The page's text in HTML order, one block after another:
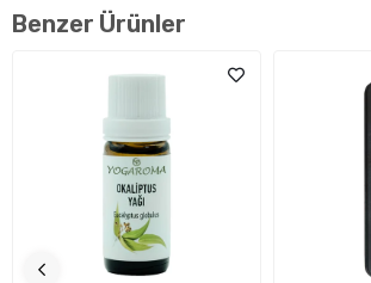
Nefes Rahatsızlıklarına
Okaliptus yağı, özellikle nefes
reçete olarak öne çıkar. Burun tıkanıklığını
söktürücü özellik gösterir ve ciğerleri
kolaylaştırarak, akciğerlerin daha fazla oksijen
Benzer Ürünler